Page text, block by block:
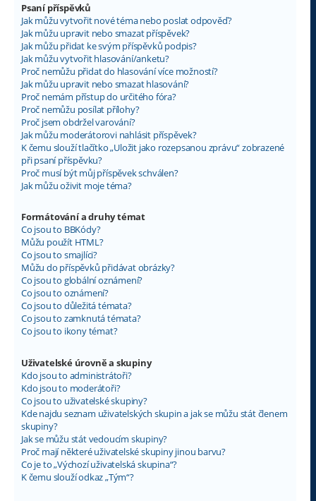
Psaní příspěvků
Jak můžu vytvořit nové téma nebo poslat odpověď?
Jak můžu upravit nebo smazat příspěvek?
Jak můžu přidat ke svým příspěvků podpis?
Jak můžu vytvořit hlasování/anketu?
Proč nemůžu přidat do hlasování více možností?
Jak můžu upravit nebo smazat hlasování?
Proč nemám přístup do určitého fóra?
Proč nemůžu posílat přílohy?
Proč jsem obdržel varování?
Jak můžu moderátorovi nahlásit příspěvek?
K čemu slouží tlačítko „Uložit jako rozepsanou zprávu“ zobrazené
při psaní příspěvku?
Proč musí být můj příspěvek schválen?
Jak můžu oživit moje téma?
Formátování a druhy témat
Co jsou to BBKódy?
Můžu použít HTML?
Co jsou to smajlíci?
Můžu do příspěvků přidávat obrázky?
Co jsou to globální oznámení?
Co jsou to oznámení?
Co jsou to důležitá témata?
Co jsou to zamknutá témata?
Co jsou to ikony témat?
Uživatelské úrovně a skupiny
Kdo jsou to administrátoři?
Kdo jsou to moderátoři?
Co jsou to uživatelské skupiny?
Kde najdu seznam uživatelských skupin a jak se můžu stát členem
skupiny?
Jak se můžu stát vedoucím skupiny?
Proč mají některé uživatelské skupiny jinou barvu?
Co je to „Výchozí uživatelská skupina“?
K čemu slouží odkaz „Tým“?